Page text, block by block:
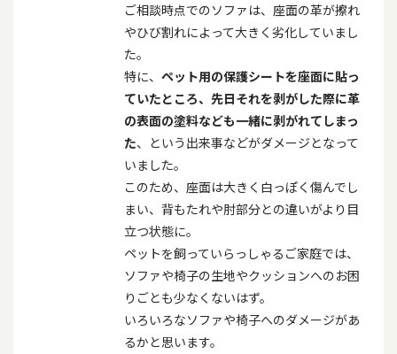
ご相談時点でのソファは、座面の革が擦れ
やひび割れによって大きく劣化していまし
た。
特に、 ペット用の保護シートを座面に貼っ
ていたところ、先日それを剥がした際に革
の表面の塗料なども一緒に剥がれてしまっ
た、という出来事などがダメージとなって
いました。
このため、座面は大きく白っぽく傷んでし
まい、背もたれや肘部分との違いがより目
立つ状態に。
ペットを飼っていらっしゃるご家庭では、
ソファや椅子の生地やクッションへのお困
りごとも少なくないはず。
いろいろなソファや椅子へのダメージがあ
るかと思います。